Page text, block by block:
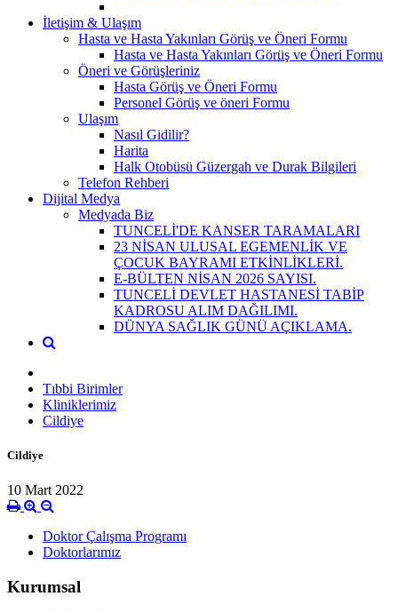
İletişim & Ulaşım
Hasta ve Hasta Yakınları Görüş ve Öneri Formu
Hasta ve Hasta Yakınları Görüş ve Öneri Formu
Öneri ve Görüşleriniz
Hasta Görüş ve Öneri Formu
Personel Görüş ve öneri Formu
Ulaşım
Nasıl Gidilir?
Harita
Halk Otobüsü Güzergah ve Durak Bilgileri
Telefon Rehberi
Dijital Medya
Medyada Biz
TUNCELİ'DE KANSER TARAMALARI
23 NİSAN ULUSAL EGEMENLİK VE
ÇOCUK BAYRAMI ETKİNLİKLERİ.
E-BÜLTEN NİSAN 2026 SAYISI.
TUNCELİ DEVLET HASTANESİ TABİP
KADROSU ALIM DAĞILIMI.
DÜNYA SAĞLIK GÜNÜ AÇIKLAMA.
Tıbbi Birimler
Kliniklerimiz
Cildiye
Cildiye
10 Mart 2022
Doktor Çalışma Programı
Doktorlarımız
Kurumsal